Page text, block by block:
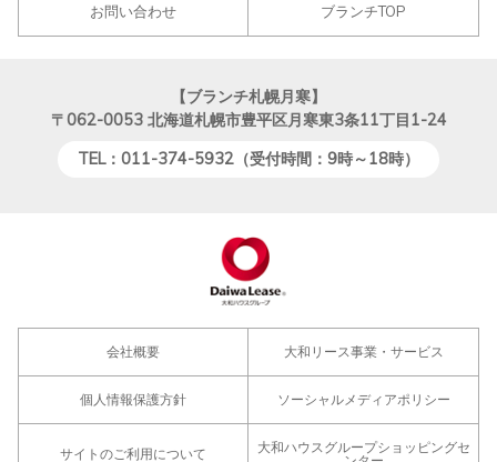
お問い合わせ ブランチTOP
【ブランチ札幌月寒】
〒062-0053 北海道札幌市豊平区月寒東3条11丁目1-24
TEL：011-374-5932（受付時間：9時～18時）
会社概要 大和リース事業・サービス
個人情報保護方針 ソーシャルメディアポリシー
サイトのご利用について
大和ハウスグループショッピングセ